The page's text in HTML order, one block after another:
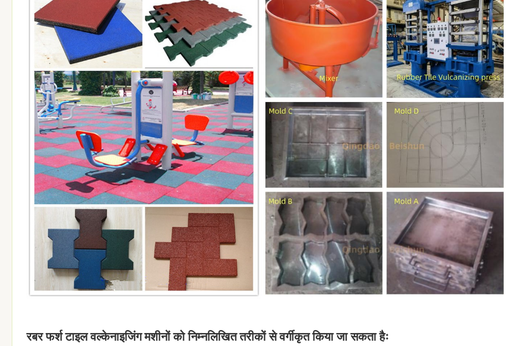
रबर फर्श टाइल वल्केनाइजिंग मशीनों को निम्नलिखित तरीकों से वर्गीकृत किया जा सकता हैः